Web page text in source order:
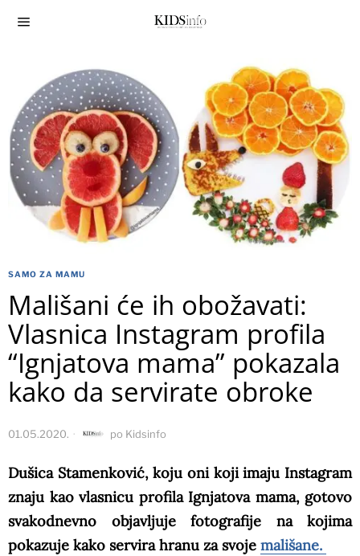
SAMO ZA MAMU
Mališani će ih obožavati:
Vlasnica Instagram profila
“Ignjatova mama” pokazala
kako da servirate obroke
01.05.2020. po Kidsinfo
Dušica Stamenković, koju oni koji imaju Instagram
znaju kao vlasnicu profila Ignjatova mama, gotovo
svakodnevno objavljuje fotografije na kojima
pokazuje kako servira hranu za svoje mališane.